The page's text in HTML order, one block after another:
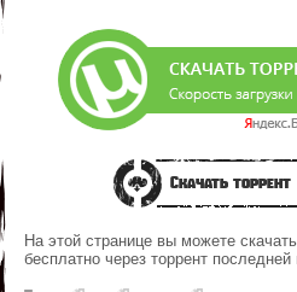
Скачать торрент
На этой странице вы можете
бесплатно через торрент последней